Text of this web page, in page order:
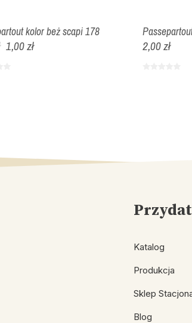
kolor beż scapi 178
1,00 zł 2,00 zł
Katalog
Produkcja
Sklep
Blog